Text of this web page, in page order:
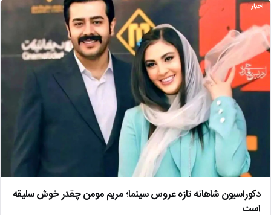
اخبار
دکوراسیون شاهانه تازه عروس سینما؛ مریم مومن چقدر خوش سلیقه
است